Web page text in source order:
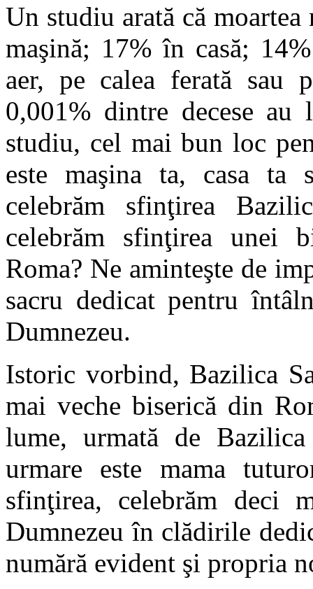
Un studiu arată că
maşină; 17% în casă;
aer, pe calea ferată sau
0,001% dintre decese
studiu, cel mai bun loc
este maşina ta, casa ta
celebrăm sfinţirea
celebrăm sfinţirea unei
Roma? Ne aminteşte de
sacru dedicat pentru
Dumnezeu.
Istoric vorbind, Bazilica
mai veche biserică din
lume, urmată de
urmare este mama
sfinţirea, celebrăm deci
Dumnezeu în clădirile
numără evident şi propria